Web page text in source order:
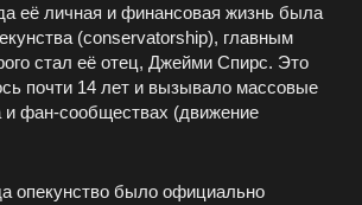
её личная и финансовая жизнь была
(conservatorship), главным
стал её отец, Джейми Спирс. Это
почти 14 лет и вызывало массовые
и фан-сообществах (движение
опекунство было официально